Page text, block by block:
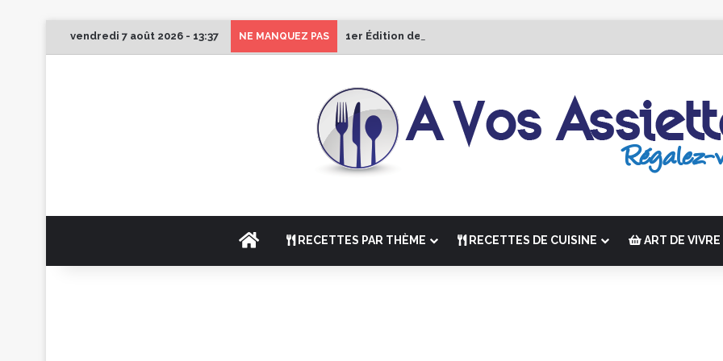
vendredi 7 août 2026 - 13:37 NE MANQUEZ PAS 1er Édition de “La Semaine des Chefs” du 19 au 24 octobre 2026
ACCUEILRECETTES PAR THÈME RECETTES DE CUISINE ART DE VIVRE